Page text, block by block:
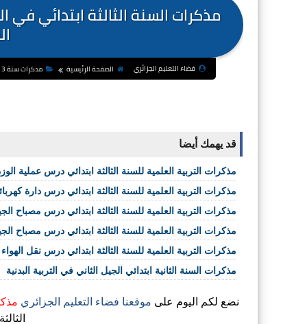
مذكرات السنة الثالثة ابتدائي في
فضاء التعليم الجزائري الصفحة الرئيسية مذكرات سنة 3 ابتدائي
قد يهمك أيضا
مذكرات التربية العلمية للسنة الثالثة ابتدائي درس عملية
مذكرات التربية العلمية للسنة الثالثة ابتدائي درس دارة
مذكرات التربية العلمية للسنة الثالثة ابتدائي درس مصباح
مذكرات التربية العلمية للسنة الثالثة ابتدائي درس مصباح
مذكرات التربية العلمية للسنة الثالثة ابتدائي درس نقل
مذكرات السنة الثانية ابتدائي الجيل الثاني في التربية البدنية
نضع لكم اليوم على موقعنا فضاء التعليم الجزائري مذكرات